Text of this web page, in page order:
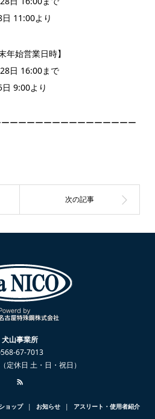
11:00より
始営業日時】
日 16:00まで
9:00より
ーーーーーーーーーーーーーーー
犬山事業所
67-7013
定休日 土・日・祝日）
ョップ お知らせ
アスリート・使用者紹介